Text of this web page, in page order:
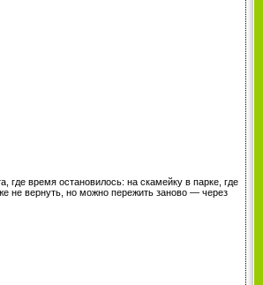
где время остановилось: на скамейку в парке, где
не вернуть, но можно пережить заново — через